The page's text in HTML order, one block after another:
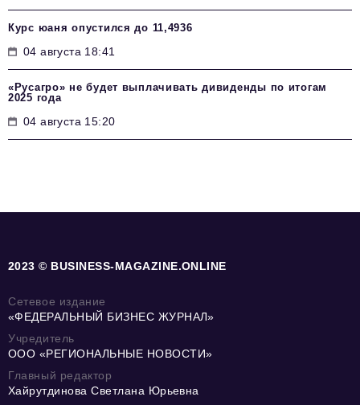
Курс юаня опустился до 11,4936
04 августа 18:41
«Русагро» не будет выплачивать дивиденды по итогам
2025 года
04 августа 15:20
2023 © BUSINESS-MAGAZINE.ONLINE
Сетевое издание
«ФЕДЕРАЛЬНЫЙ БИЗНЕС ЖУРНАЛ»
Учредитель
ООО «РЕГИОНАЛЬНЫЕ НОВОСТИ»
Главный редактор
Хайрутдинова Светлана Юрьевна